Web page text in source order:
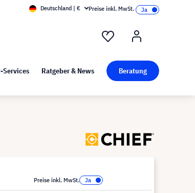
Kunst bei visunext
Deutschland | € Preise inkl. MwSt.
Services Ratgeber & News Beratung
Preise inkl. MwSt.